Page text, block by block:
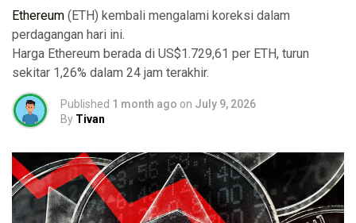
Ethereum (ETH) kembali mengalami koreksi dalam
perdagangan hari ini.
Harga Ethereum berada di US$1.729,61 per ETH, turun
sekitar 1,26% dalam 24 jam terakhir.
Published 1 month ago on July 9, 2026
By Tivan